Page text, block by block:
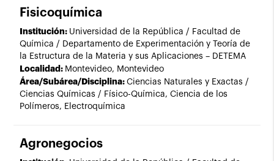
Fisicoquímica
Institución: Universidad de la República / Facultad de
Química / Departamento de Experimentación y Teoría de
la Estructura de la Materia y sus Aplicaciones – DETEMA
Localidad: Montevideo, Montevideo
Área/Subárea/Disciplina:Ciencias Naturales y Exactas /
Ciencias Químicas / Físico-Química, Ciencia de los
Polímeros, Electroquímica
Agronegocios